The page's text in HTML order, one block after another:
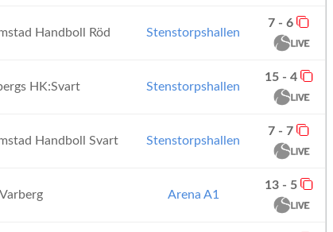
Handboll Röd Stenstorpshallen
7 - 6
HK:Svart Stenstorpshallen
15 - 4
Handboll Svart Stenstorpshallen
7 - 7
Arena A1
13 - 5